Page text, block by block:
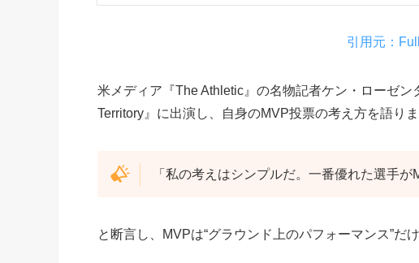
引用元：
米メディア『The Athletic』の名物記者ケン・ローゼン
Territory』に出演し、自身のMVP投票の考え方を語りま
「私の考えはシンプルだ。一番優れた選手が
と断言し、MVPは“グラウンド上のパフォーマンス”だ